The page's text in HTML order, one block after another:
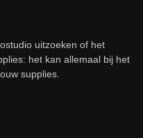
uitzoeken of het
het kan allemaal bij het
supplies.